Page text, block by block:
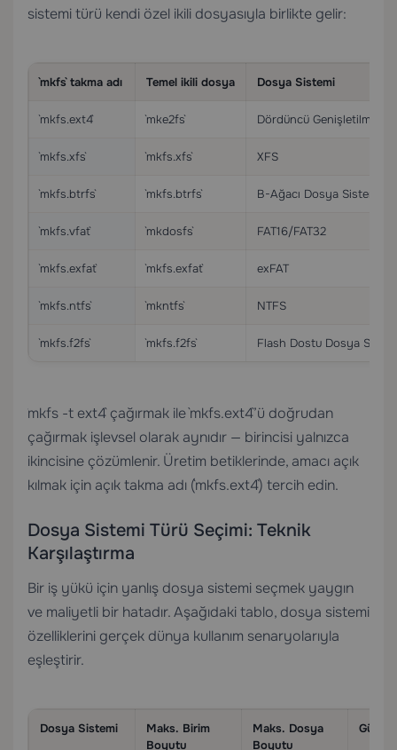
sistemi türü kendi özel ikili dosyasıyla birlikte gelir:
`mkfs` takma adı Temel ikili dosya Dosya Sistemi
`mkfs.ext4` `mke2fs` Dördüncü Genişletilmiş
`mkfs.xfs` `mkfs.xfs` XFS
`mkfs.btrfs` `mkfs.btrfs` B-Ağacı Dosya Sistemi
`mkfs.vfat` `mkdosfs` FAT16/FAT32
`mkfs.exfat` `mkfs.exfat` exFAT
`mkfs.ntfs` `mkntfs` NTFS
`mkfs.f2fs` `mkfs.f2fs` Flash Dostu Dosya
`mkfs -t ext4` çağırmak ile `mkfs.ext4`’ü doğrudan
çağırmak işlevsel olarak aynıdır — birincisi yalnızca
ikincisine çözümlenir. Üretim betiklerinde, amacı açık
kılmak için açık takma adı (`mkfs.ext4`) tercih edin.
Dosya Sistemi Türü Seçimi: Teknik
Karşılaştırma
Bir iş yükü için yanlış dosya sistemi seçmek yaygın
ve maliyetli bir hatadır. Aşağıdaki tablo, dosya sistemi
özelliklerini gerçek dünya kullanım senaryolarıyla
eşleştirir.
Dosya Sistemi
Maks. Birim
Boyutu
Maks. Dosya
Boyutu